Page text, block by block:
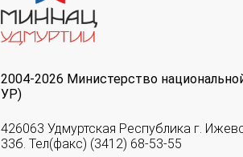
2004-2026 Министерство
УР)
426063 Удмуртская Республика г.
33б. Тел(факс) (3412) 68-53-55